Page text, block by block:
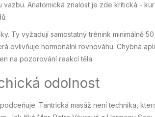
Anatomická znalost je zde kritická -
Ty vyžadují samostatný trénink minimálně
ovlivňuje hormonální rovnováhu. Chybná
na pozorování reakcí těla.
odolnost
Tantrická masáž není technika,